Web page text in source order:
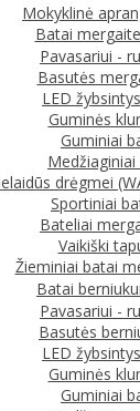
Mokyklinė
Batai
Pavasariui -
Basutės
LED
Guminės
Guminiai
Medžiaginiai
drėgmei
Sportiniai
Bateliai
Vaikiški
Žieminiai batai
Batai berniukui
Pavasariui -
Basutės
LED
Guminės
Guminiai